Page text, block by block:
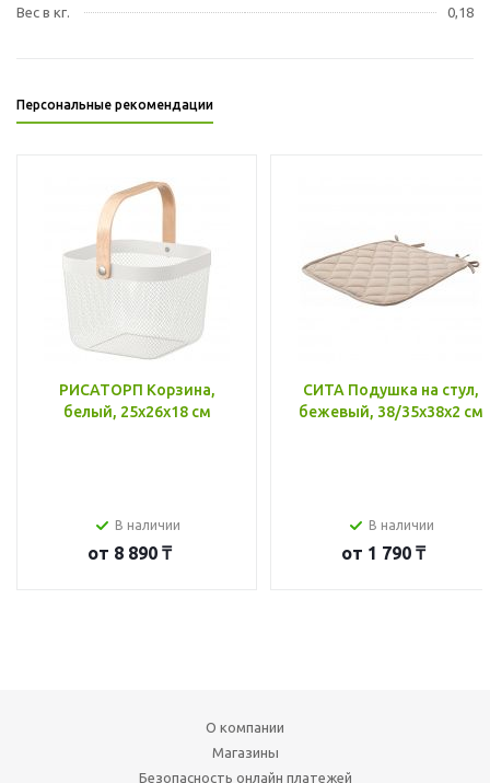
Вес в кг.
0,18
Персональные рекомендации
РИСАТОРП Корзина,
белый, 25x26x18 см
В наличии
от 8 890 ₸
СИТА Подушка на стул,
бежевый, 38/35x38x2 см
В наличии
от 1 790 ₸
О компании
Магазины
Безопасность онлайн платежей